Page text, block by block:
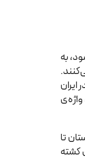
به
ایران
تا
کشته